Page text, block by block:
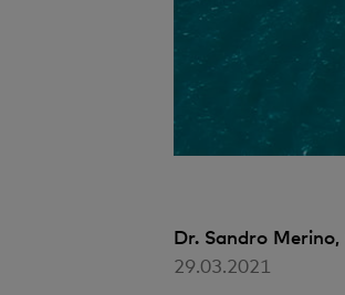
Dr. Sandro Merino,
29.03.2021